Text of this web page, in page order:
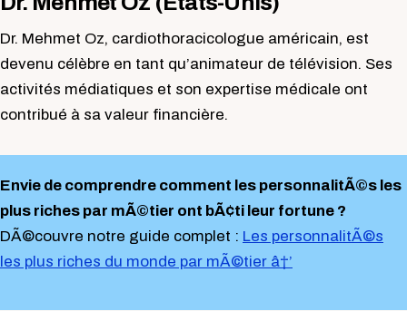
Dr. Mehmet Oz, cardiothoracicologue américain, est
devenu célèbre en tant qu’animateur de télévision. Ses
activités médiatiques et son expertise médicale ont
contribué à sa valeur financière.
Envie de comprendre comment les personnalitÃ©s les
plus riches par mÃ©tier ont bÃ¢ti leur fortune ?
DÃ©couvre notre guide complet : Les personnalitÃ©s
les plus riches du monde par mÃ©tier â†’